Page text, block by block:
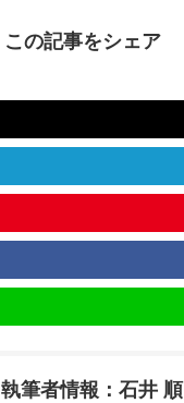
この記事をシェア
執筆者情報：石井 順